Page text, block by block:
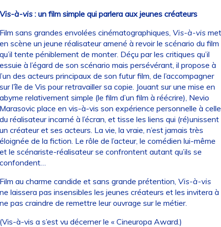
à-vis: un film simple qui parlera aux jeunes créateurs
sans grandes envolées cinématographiques, Vis-à-vis met
scène un jeune réalisateur amené à revoir le scénario du film
tente péniblement de monter. Déçu par les critiques qu’il
à l’égard de son scénario mais persévérant, il propose à
des acteurs principaux de son futur film, de l’accompagner
l’île de Vis pour retravailler sa copie. Jouant sur une mise en
relativement simple (le film d’un film à réécrire), Nevio
place en vis-à-vis son expérience personnelle à celle
réalisateur incarné à l’écran, et tisse les liens qui (ré)unissent
créateur et ses acteurs. La vie, la vraie, n’est jamais très
de la fiction. Le rôle de l’acteur, le comédien lui-même
le scénariste-réalisateur se confrontent autant qu’ils se
au charme candide et sans grande prétention, Vis-à-vis
laissera pas insensibles les jeunes créateurs et les invitera à
pas craindre de remettre leur ouvrage sur le métier.
à-vis a s’est vu décerner le « Cineuropa Award.)